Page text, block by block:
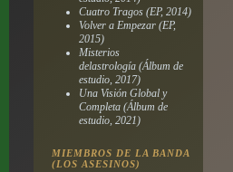
Cuatro Tragos(EP, 2014)
Volver a Empezar(EP,
2015)
Misterios
delastrología(Álbum de
estudio, 2017)
Una Visión Global y
Completa(Álbum de
estudio, 2021)
MIEMBROS DE LA BANDA
(LOS ASESINOS)